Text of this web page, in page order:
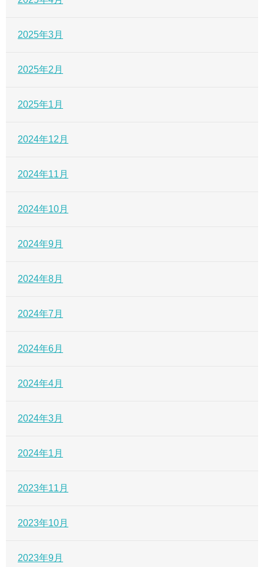
2025年3月
2025年2月
2025年1月
2024年12月
2024年11月
2024年10月
2024年9月
2024年8月
2024年7月
2024年6月
2024年4月
2024年3月
2024年1月
2023年11月
2023年10月
2023年9月